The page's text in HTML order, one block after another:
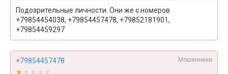
Подозрительные личности. Они же с номеров
+79854454038, +79854457478, +79852181901,
+79854459297
+79854457478 Мошенники
★★★★★
★★★★★